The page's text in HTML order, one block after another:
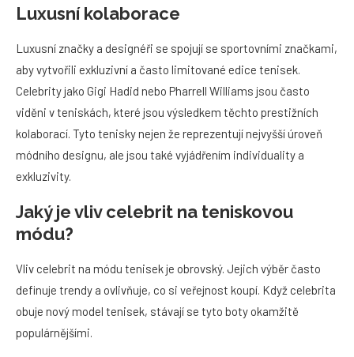
Luxusní kolaborace
Luxusní značky a designéři se spojují se sportovními značkami,
aby vytvořili exkluzivní a často limitované edice tenisek.
Celebrity jako Gigi Hadid nebo Pharrell Williams jsou často
viděni v teniskách, které jsou výsledkem těchto prestižních
kolaborací. Tyto tenisky nejen že reprezentují nejvyšší úroveň
módního designu, ale jsou také vyjádřením individuality a
exkluzivity.
Jaký je vliv celebrit na teniskovou
módu?
Vliv celebrit na módu tenisek je obrovský. Jejich výběr často
definuje trendy a ovlivňuje, co si veřejnost koupí. Když celebrita
obuje nový model tenisek, stávají se tyto boty okamžitě
populárnějšími.